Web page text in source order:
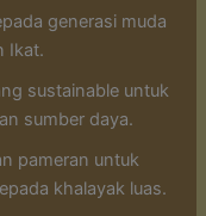
generasi muda
Ikat.
sustainable untuk
sumber daya.
pameran untuk
khalayak luas.